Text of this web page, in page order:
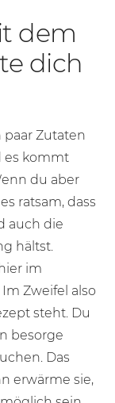
dem
dich
paar Zutaten
es kommt
du aber
ratsam, dass
auch die
hältst.
im
Zweifel also
steht. Du
besorge
Das
erwärme sie,